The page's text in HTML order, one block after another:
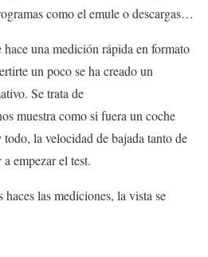
como el emule o descargas…
hace una medición rápida en formato
un poco se ha creado un
Se trata de
muestra como si fuera un coche
la velocidad de bajada tanto de
empezar el test.
las mediciones, la vista se